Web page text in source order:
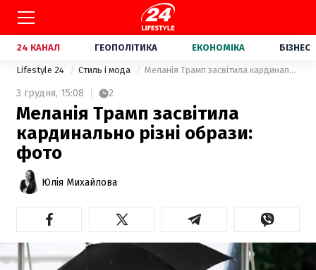
24 КАНАЛ ГЕОПОЛІТИКА ЕКОНОМІКА БІЗНЕС
Lifestyle 24 Стиль і мода Меланія Трамп засвітила кардинально різні образи: фото
3 грудня, 15:08 2
Меланія Трамп засвітила
кардинально різні образи:
фото
Юлія Михайлова